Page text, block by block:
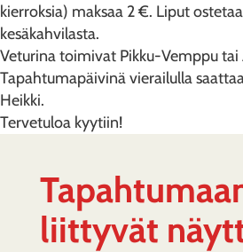
kierroksia) maksaa 2 €. Liput
kesäkahvilasta.
Veturina toimivat Pikku-Vemppu tai
Tapahtumapäivinä vierailulla
Heikki.
Tervetuloa kyytiin!
liittyvät